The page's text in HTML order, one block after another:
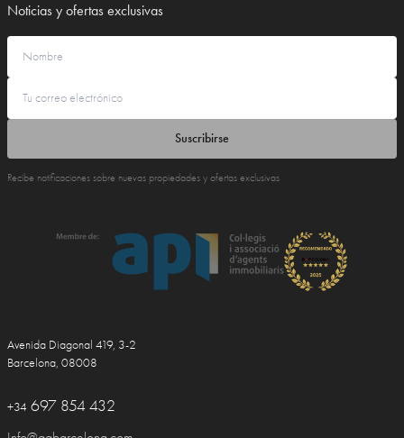
Noticias y ofertas exclusivas
Suscribirse
Recibe notificaciones sobre nuevas propiedades y ofertas exclusivas
Avenida Diagonal 419, 3-2
Barcelona, 08008
+34 697 854 432